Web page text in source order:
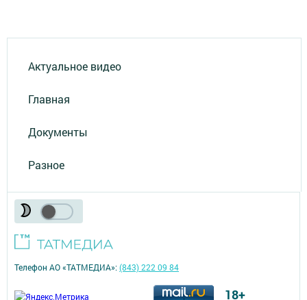
Актуальное видео
Главная
Документы
Разное
Телефон АО «ТАТМЕДИА»:(843) 222 09 84
18+